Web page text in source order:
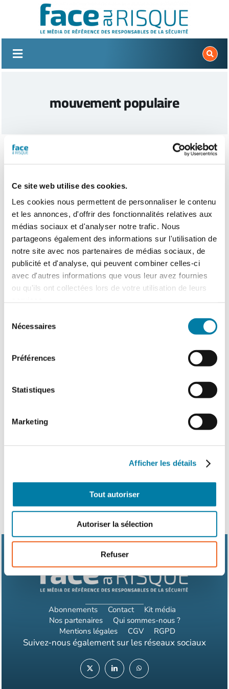
Ce site web utilise des cookies.
Les cookies nous permettent de personnaliser le contenu
et les annonces, d'offrir des fonctionnalités relatives aux
médias sociaux et d'analyser notre trafic. Nous
partageons également des informations sur l'utilisation de
notre site avec nos partenaires de médias sociaux, de
publicité et d'analyse, qui peuvent combiner celles-ci
avec d'autres informations que vous leur avez fournies
ou qu'ils ont collectées lors de votre utilisation de leurs
Nécessaires
Préférences
Statistiques
Marketing
Afficher les détails
Tout autoriser
Autoriser la sélection
Refuser
mouvement populaire
Grèves, émeutes et
réponse ambiguë à un risque
chronique
18 décembre 2019
Force est de constater qu'en France, le risque
mouvements populaires (en argot
en peu de temps son statut : de menace à
manifestation intermittente, il…
Abonnements Contact
Kit média
Nos partenaires
Qui sommes-nous ?
Mentions légales
CGV RGPD
Suivez-nous également sur les réseaux sociaux